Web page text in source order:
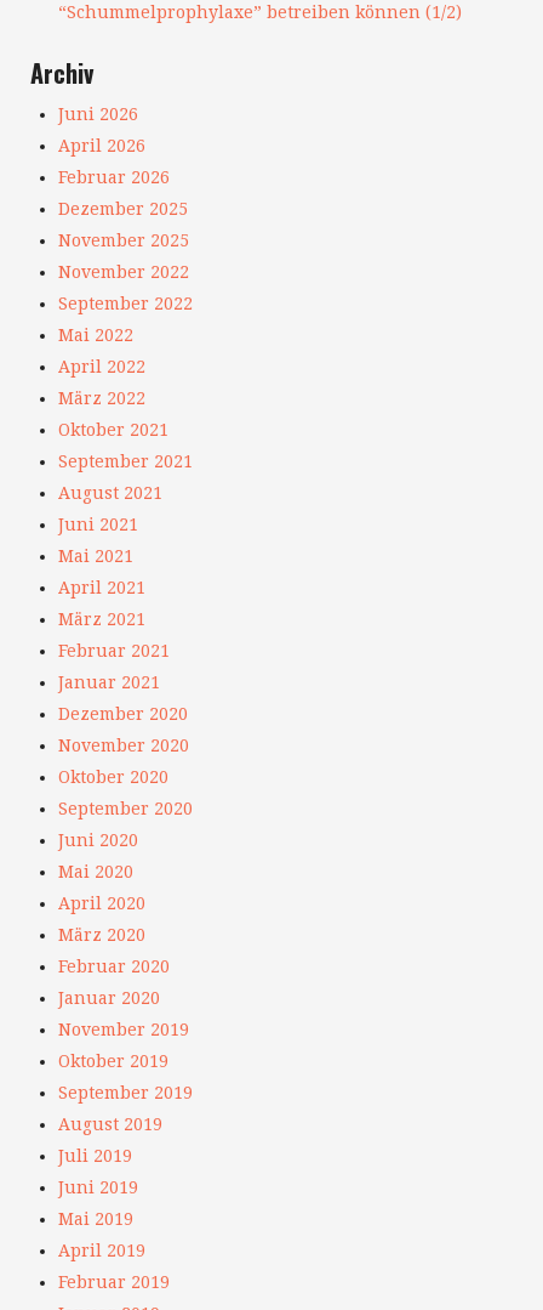
“Schummelprophylaxe” betreiben können (1/2)
Archiv
Juni 2026
April 2026
Februar 2026
Dezember 2025
November 2025
November 2022
September 2022
Mai 2022
April 2022
März 2022
Oktober 2021
September 2021
August 2021
Juni 2021
Mai 2021
April 2021
März 2021
Februar 2021
Januar 2021
Dezember 2020
November 2020
Oktober 2020
September 2020
Juni 2020
Mai 2020
April 2020
März 2020
Februar 2020
Januar 2020
November 2019
Oktober 2019
September 2019
August 2019
Juli 2019
Juni 2019
Mai 2019
April 2019
Februar 2019